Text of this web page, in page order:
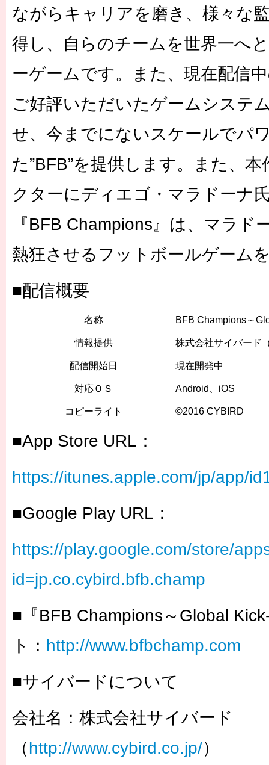
ながらキャリアを磨き、様々な
得し、自らのチームを世界一へ
ーゲームです。また、現在配信
ご好評いただいたゲームシステ
せ、今までにないスケールでパ
た”BFB”を提供します。また、
クターにディエゴ・マラドーナ
『BFB Champions』は、マラド
熱狂させるフットボールゲーム
■配信概要
名称 BFB Champions～
情報提供 株式会社サイバード
配信開始日 現在開発中
対応ＯＳ Android、iOS
コピーライト ©2016 CYBIRD
■App Store URL：
https://itunes.apple.com/jp/app/
■Google Play URL：
https://play.google.com/store/
id=jp.co.cybird.bfb.champ
■『BFB Champions～Global
ト： http://www.bfbchamp.com
■サイバードについて
会社名：株式会社サイバード
（http://www.cybird.co.jp/）